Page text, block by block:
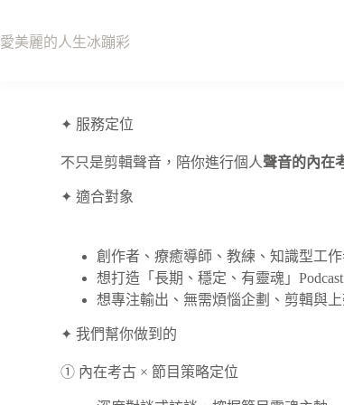
愛美麗的人生冰蹦彩
✦ 服務定位
不只是剪輯聲音，陪你進行個人聲音的內在
✦ 適合對象
創作者、療癒導師、教練、知識型工作
想打造「長期、穩定、有靈魂」
想專注輸出、無需煩惱企劃、剪輯與
✦ 我們幫你做到的
① 內在考古 × 節目策略定位